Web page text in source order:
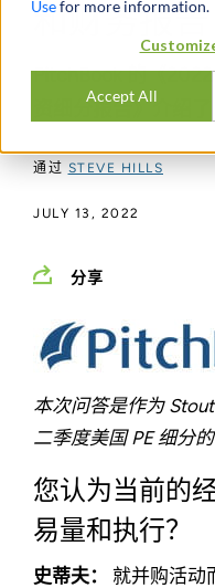
Usefor more information.
Accept All
和财务报告
PitchBook 的《
资细分报告》介绍
通过 STEVE HILLS
JULY 13, 2022
分享
本次问答是作为
二季度美国 PE 细分
您认为当前的
易量和执行？
史蒂夫：
就并购活动